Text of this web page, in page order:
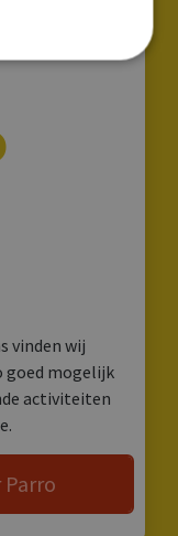
vinden wij
goed mogelijk
activiteiten